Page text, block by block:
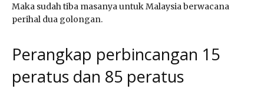
Maka sudah tiba masanya untuk Malaysia berwacana
perihal dua golongan.
Perangkap perbincangan 15
peratus dan 85 peratus